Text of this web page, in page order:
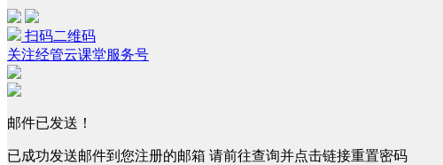
扫码二维码
关注经管云课堂服务号
邮件已发送！
已成功发送邮件到您注册的邮箱 请前往查询并点击链接重置密码